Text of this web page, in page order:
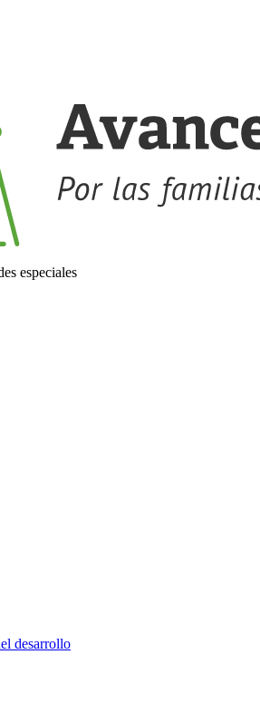
especiales
desarrollo